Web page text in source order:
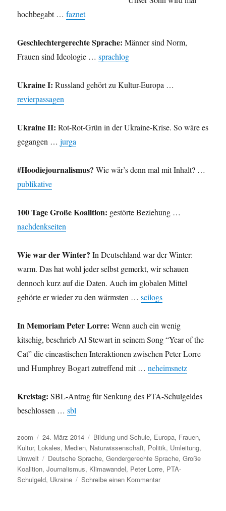
hochbegabt …faznet
Geschlechtergerechte Sprache: Männer sind Norm,
Frauen sind Ideologie …sprachlog
Ukraine I: Russland gehört zu Kultur-Europa …
revierpassagen
Ukraine II: Rot-Rot-Grün in der Ukraine-Krise. So wäre es
gegangen …jurga
#Hoodiejournalismus? Wie wär’s denn mal mit Inhalt? …
publikative
100 Tage Große Koalition: gestörte Beziehung …
nachdenkseiten
Wie war der Winter? In Deutschland war der Winter:
warm. Das hat wohl jeder selbst gemerkt, wir schauen
dennoch kurz auf die Daten. Auch im globalen Mittel
gehörte er wieder zu den wärmsten …scilogs
In Memoriam Peter Lorre: Wenn auch ein wenig
kitschig, beschrieb Al Stewart in seinem Song “Year of the
Cat” die cineastischen Interaktionen zwischen Peter Lorre
und Humphrey Bogart zutreffend mit …neheimsnetz
Kreistag: SBL-Antrag für Senkung des PTA-Schulgeldes
beschlossen …sbl
Autor
zoom
Veröffentlicht
am
24. März 2014 Kategorien
Bildung und Schule, Europa, Frauen,
Kultur, Lokales, Medien, Naturwissenschaft, Politik, Umleitung,
Umwelt
Schlagwörter
Deutsche Sprache,Gendergerechte Sprache,Große
Koalition,Journalismus, Klimawandel, Peter Lorre, PTA-
Schulgeld, Ukraine Schreibe einen Kommentarzu